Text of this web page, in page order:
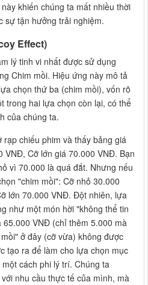
khiến chúng ta mất nhiều thời
sự tận hưởng trải nghiệm.
Effect)
lý tinh vi nhất được sử dụng
Chim mồi. Hiệu ứng này mô tả
chọn thứ ba (chim mồi), vốn rõ
trong hai lựa chọn còn lại, có thể
của chúng ta.
chiếu phim và thấy bảng giá
VNĐ, Cỡ lớn giá 70.000 VNĐ. Bạn
vì 70.000 là quá đắt. Nhưng nếu
"chim mồi": Cỡ nhỏ 30.000
lớn 70.000 VNĐ. Đột nhiên, lựa
như một món hời "không thể tin
VNĐ (chỉ thêm 5.000 mà
ở đây (cỡ vừa) không được
tạo ra để làm cho lựa chọn mục
cách phi lý trí. Chúng ta
nhu cầu thực tế của mình, mà